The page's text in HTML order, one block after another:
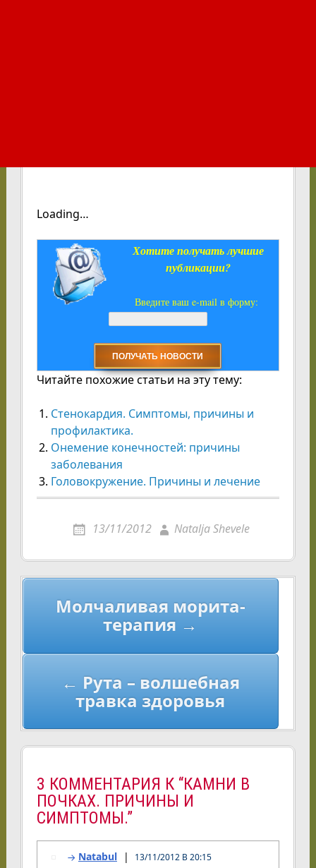
Loading…
Хотите получать лучшие
публикации?
Введите ваш e-mail в форму:
Читайте похожие статьи на эту тему:
Стенокардия. Симптомы, причины и
профилактика.
Онемение конечностей: причины
заболевания
Головокружениe. Причины и лечение
13/11/2012 Natalja Shevele
Навигация
Молчаливая морита-
терапия →
← Рута – волшебная
травка здоровья
3 КОММЕНТАРИЯ К “КАМНИ В
ПОЧКАХ. ПРИЧИНЫ И
СИМПТОМЫ.”
Natabul 13/11/2012 В 20:15